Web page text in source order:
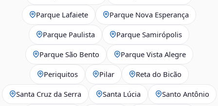
Parque Lafaiete Parque Nova Esperança
Parque Paulista Parque Samirópolis
Parque São Bento Parque Vista Alegre
Periquitos Pilar Reta do Bicão
Santa Cruz da Serra Santa Lúcia Santo Antônio